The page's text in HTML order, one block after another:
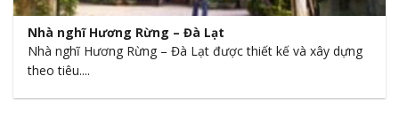
Nhà nghĩ Hương Rừng – Đà Lạt
Nhà nghĩ Hương Rừng – Đà Lạt được thiết kế và xây dựng
theo tiêu....